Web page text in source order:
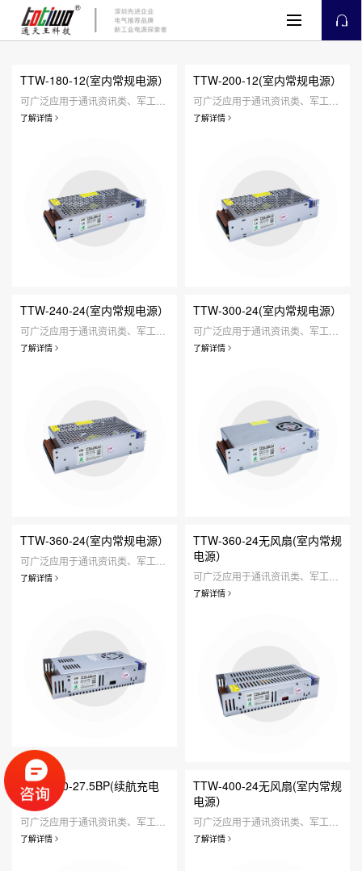
TTW-180-12(室内常规电源）
了解详情
TTW-200-12(室内常规电源）
了解详情
TTW-240-24(室内常规电源）
了解详情
TTW-300-24(室内常规电源）
了解详情
TTW-360-24(室内常规电源）
了解详情
TTW-360-24无风扇(室内常规
电源）
了解详情
TTW-360-27.5BP(续航充电
电源）
了解详情
TTW-400-24无风扇(室内常规
电源）
了解详情